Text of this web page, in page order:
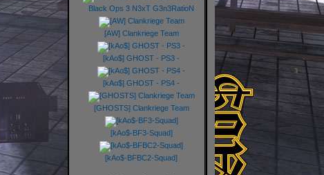
Black Ops 3 N3xT G3n3RatioN
[AW] Clankriege Team
[kAo$] GHOST - PS3 -
[kAo$] GHOST - PS4 -
[GHOSTS] Clankriege Team
[kAo$-BF3-Squad]
[kAo$-BFBC2-Squad]